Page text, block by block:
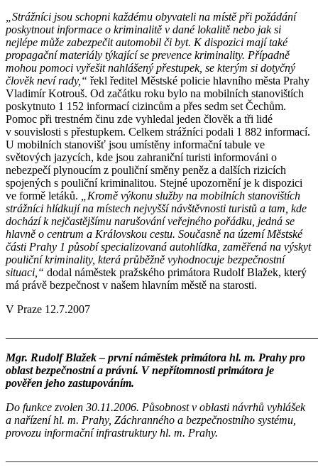
„Strážníci jsou schopni každému obyvateli na místě při požádání
poskytnout informace o kriminalitě v dané lokalitě nebo jak si
nejlépe může zabezpečit automobil či byt. K dispozici mají také
propagační materiály týkající se prevence kriminality. Případně
mohou pomoci vyřešit nahlášený přestupek, se kterým si dotyčný
člověk neví rady,“ řekl ředitel Městské policie hlavního města Prahy
Vladimír Kotrouš. Od začátku roku bylo na mobilních stanovištích
poskytnuto 1 152 informací cizincům a přes sedm set Čechům.
Pomoc při trestném činu zde vyhledal jeden člověk a tři lidé
v souvislosti s přestupkem. Celkem strážníci podali 1 882 informací.
U mobilních stanovišť jsou umístěny informační tabule ve
světových jazycích, kde jsou zahraniční turisti informováni o
nebezpečí plynoucím z pouliční směny peněz a dalších rizicích
spojených s pouliční kriminalitou. Stejné upozornění je k dispozici
ve formě letáků. „Kromě výkonu služby na mobilních stanovištích
strážníci hlídkují na místech nejvyšší návštěvnosti turistů a tam, kde
dochází k nejčastějšímu narušování veřejného pořádku, jedná se
hlavně o centrum a Královskou cestu. Současně na území Městské
části Prahy 1 působí specializovaná autohlídka, zaměřená na výskyt
pouliční kriminality, která průběžně vyhodnocuje bezpečnostní
situaci,“ dodal náměstek pražského primátora Rudolf Blažek, který
má právě bezpečnost v našem hlavním městě na starosti.
V Praze 12.7.2007
Mgr. Rudolf Blažek – první náměstek primátora hl. m. Prahy pro
oblast bezpečnostní a právní. V nepřítomnosti primátora je
pověřen jeho zastupováním.
Do funkce zvolen 30.11.2006. Působnost v oblasti návrhů vyhlášek
a nařízení hl. m. Prahy, Záchranného a bezpečnostního systému,
provozu informační infrastruktury hl. m. Prahy.